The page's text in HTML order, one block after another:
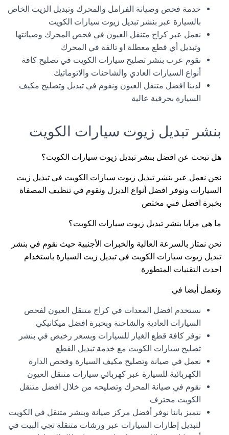
خدمة فحص وصيانة الفرامل والمحرك وتبديل الزيت الخاص
بالسيارة عبر بنشر تبديل زيوت سيارات الكويت
نعمل عبر كراج متنقل العيون في فحص المحرك وصيانتها
وتبديل أي قطع معطلة او تالفة في المحرك
نقوم عرب بنشر تصليح سيارات الكويت في تصليح كافة
أنواع السيارات العادي والشاحنات والاتوماتيك.
لدينا افضل متنقل العيون ونقوم في تبديل وتصليح مكيف
السيارة بحرفية عالية
بنشر تبديل زيوت سيارات الكويت
هل تبحث عن افضل بنشر تبديل زيوت سيارات الكويت؟
نحن نعمل عبر بنشر تبديل زيوت سيارات الكويت في تبديل زيت
السيارات ونوفر افضل أنواع الديزل ونقوم في تنظيف المصفاة
بخبرة افضل فني مختص
ما هي مزايا بنشر تبديل زيوت سيارات الكويت؟
نحن نمتاز بالسرعة العالية والخبرات الأجنبية حيث نقوم في بنشر
تبديل زيوت سيارات الكويت في تبديل زيت السيارة باستخدام
احدث التقنيات المتطورة
ونعمل أيضا في:
نستخدم افضل المعدات في كراج متنقل العيون لفحص
السيارات العادية والشاحنة وبخبرة افضل ميكانيكي
نوفر كافة قطع الغيار للسيارات وبسعر رخيص في بنشر
تصليح سيارات الكويت مع خدمة تبديل القطع
نعمل في صيانة وتصليح مكيف السيارة وفحص الدارة
الكهربائية للسيارة عبر كهربائي سيارات متنقل العيون
نقوم في صيانة المحرك وتصليحه من خلال افضل متنقل
الكويت محترف
نتميز باننا نوفر أفضل مركز صيانة وبنشر متنقل في الكويت
لتبديل إطارات السيارات عبر ورشات متنقلة تجي البيت في